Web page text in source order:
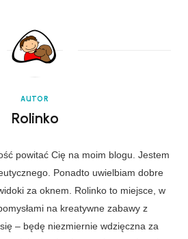
AUTOR
Rolinko
powitać Cię na moim blogu. Jestem
Ponadto uwielbiam dobre
za oknem. Rolinko to miejsce, w
na kreatywne zabawy z
– będę niezmiernie wdzięczna za